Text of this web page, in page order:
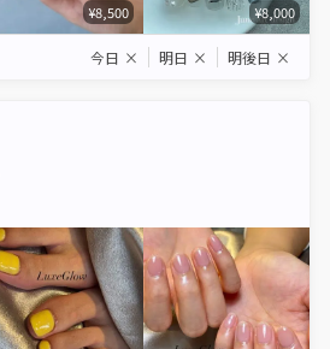
¥8,500 ¥8,000
今日 × 明日 × 明後日 ×